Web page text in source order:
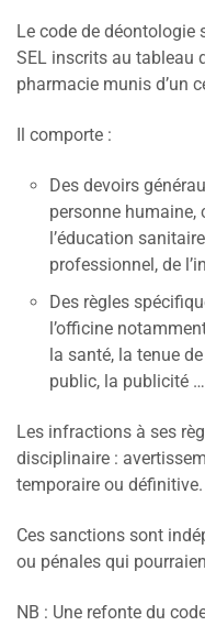
Le code de déontologie
SEL inscrits au tableau
pharmacie munis d’un
Il comporte :
Des devoirs
personne humaine,
l’éducation
professionnel, de
Des règles
l’officine
la santé, la tenue
public, la publicité …
Les infractions à ses
disciplinaire :
temporaire ou définitive.
Ces sanctions sont
ou pénales qui
NB : Une refonte du